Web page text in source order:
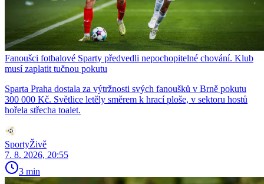
Fanoušci fotbalové Sparty předvedli nepochopitelné chování. Klub
musí zaplatit tučnou pokutu
Sparta Praha dostala za výtržnosti svých fanoušků v Brně pokutu
300 000 Kč. Světlice letěly směrem k hrací ploše, v sektoru hostů
hořela střecha toalet.
SportyŽivě
7. 8. 2026, 20:55
3 min